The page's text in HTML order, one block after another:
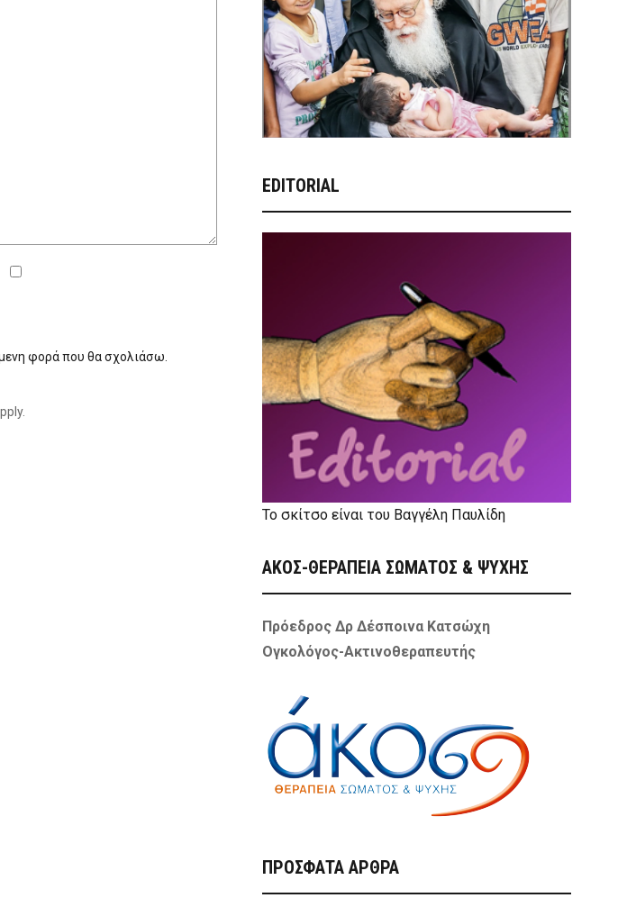
φορά που θα σχολιάσω.
EDITORIAL
Το σκίτσο είναι του Βαγγέλη Παυλίδη
ΑΚΟΣ-ΘΕΡΑΠΕΙΑ ΣΩΜΑΤΟΣ & ΨΥΧΗΣ
Πρόεδρος Δρ Δέσποινα Κατσώχη
Ογκολόγος-Ακτινοθεραπευτής
ΠΡΌΣΦΑΤΑ ΆΡΘΡΑ